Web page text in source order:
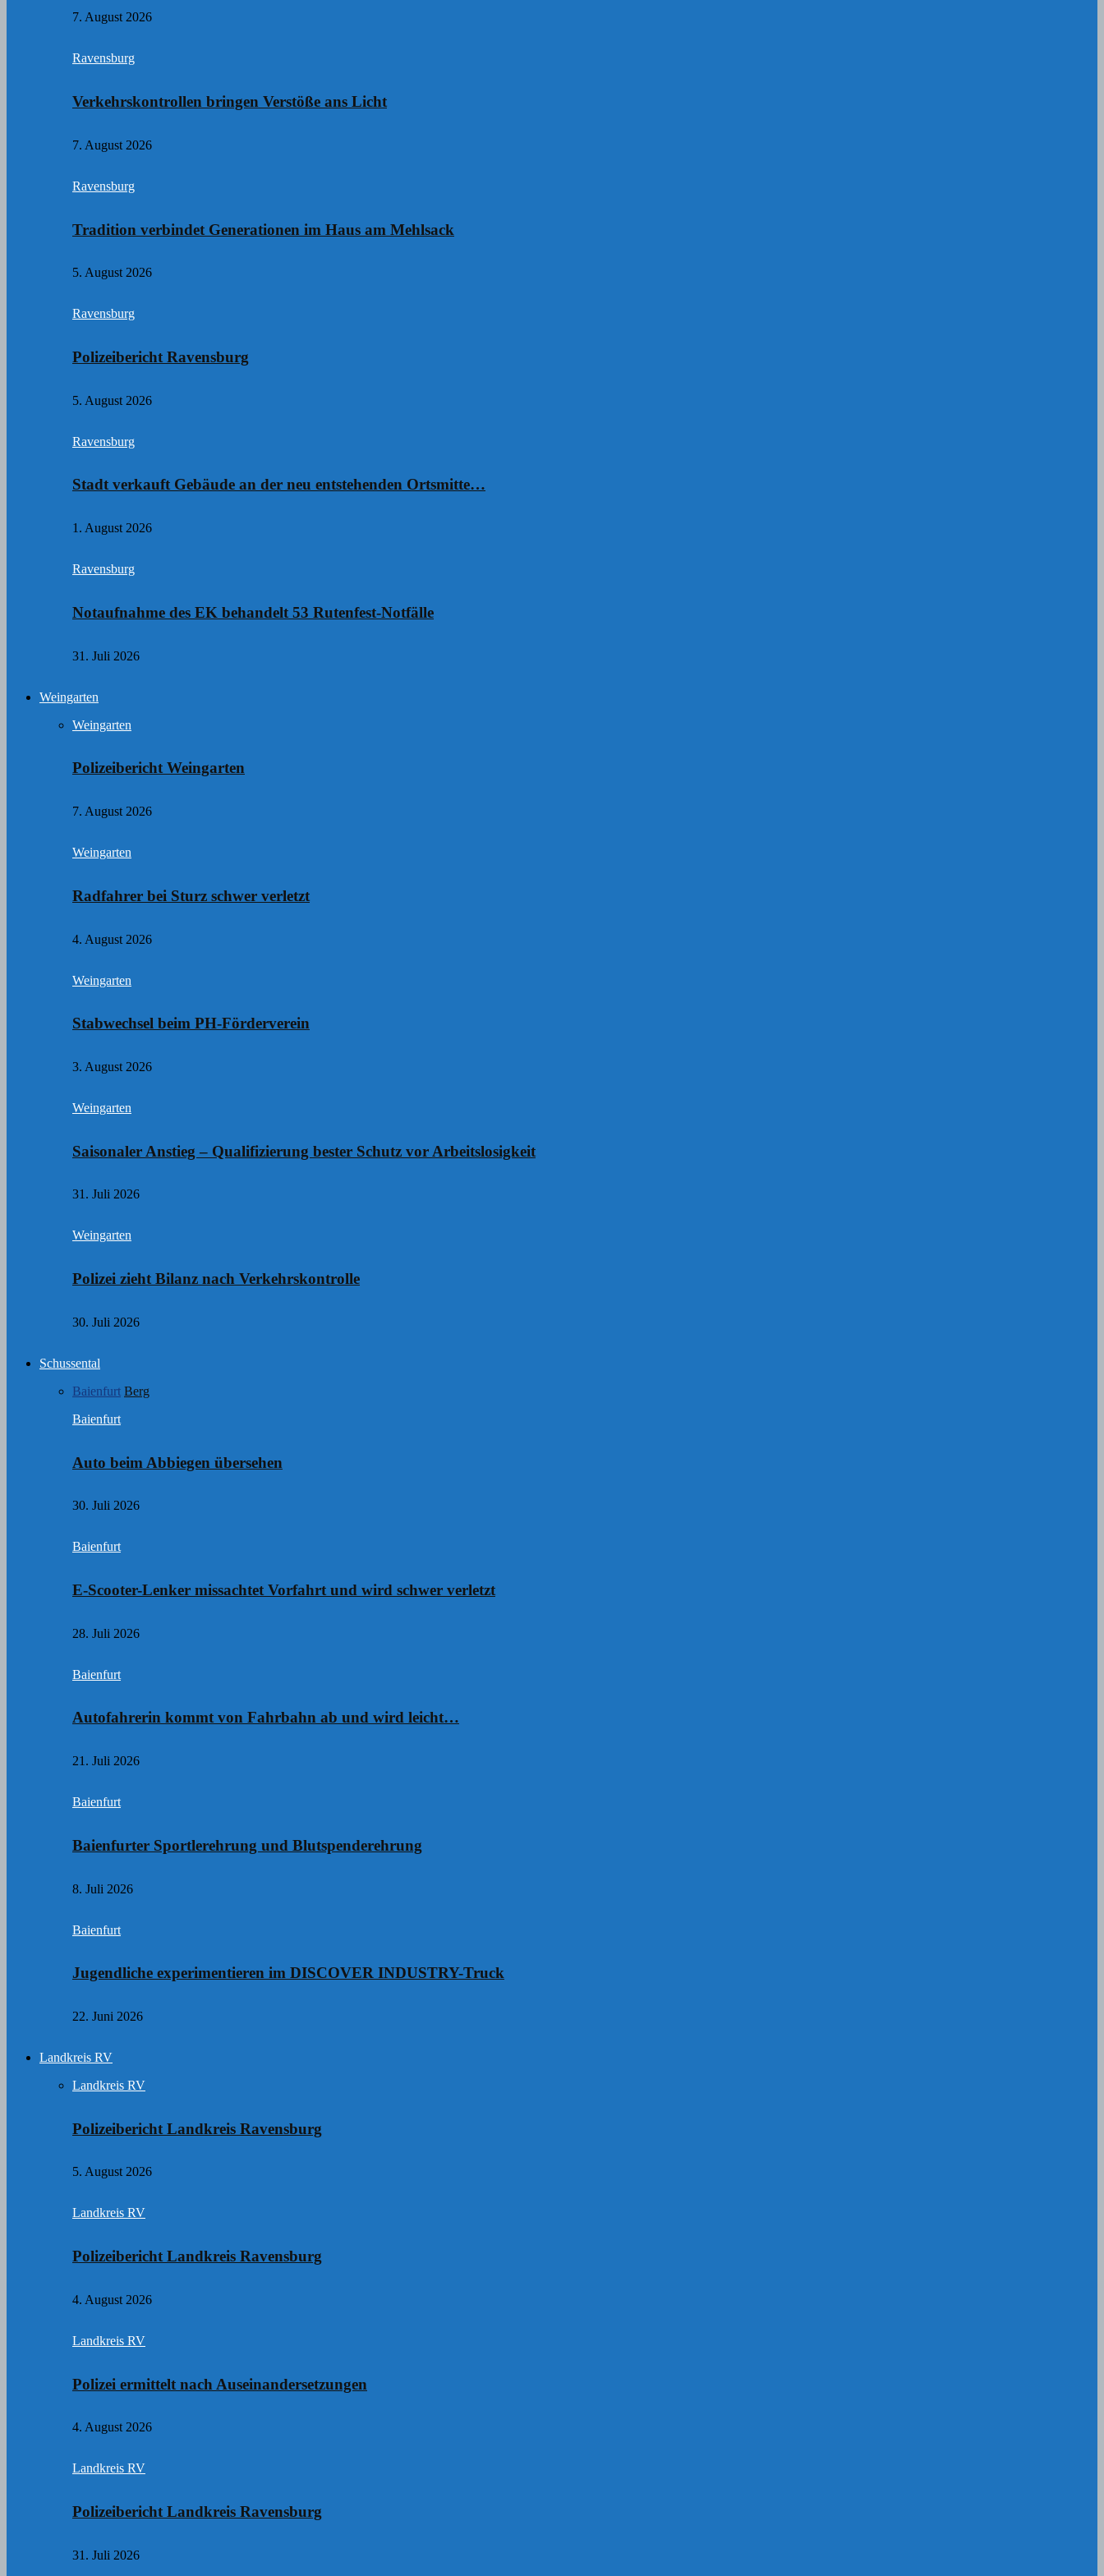
7. August 2026
Ravensburg
Verkehrskontrollen bringen Verstöße ans Licht
7. August 2026
Ravensburg
Tradition verbindet Generationen im Haus am Mehlsack
5. August 2026
Ravensburg
Polizeibericht Ravensburg
5. August 2026
Ravensburg
Stadt verkauft Gebäude an der neu entstehenden Ortsmitte…
1. August 2026
Ravensburg
Notaufnahme des EK behandelt 53 Rutenfest-Notfälle
31. Juli 2026
Weingarten
Weingarten
Polizeibericht Weingarten
7. August 2026
Weingarten
Radfahrer bei Sturz schwer verletzt
4. August 2026
Weingarten
Stabwechsel beim PH-Förderverein
3. August 2026
Weingarten
Saisonaler Anstieg – Qualifizierung bester Schutz vor Arbeitslosigkeit
31. Juli 2026
Weingarten
Polizei zieht Bilanz nach Verkehrskontrolle
30. Juli 2026
Schussental
Baienfurt Berg
Baienfurt
Auto beim Abbiegen übersehen
30. Juli 2026
Baienfurt
E-Scooter-Lenker missachtet Vorfahrt und wird schwer verletzt
28. Juli 2026
Baienfurt
Autofahrerin kommt von Fahrbahn ab und wird leicht…
21. Juli 2026
Baienfurt
Baienfurter Sportlerehrung und Blutspenderehrung
8. Juli 2026
Baienfurt
Jugendliche experimentieren im DISCOVER INDUSTRY-Truck
22. Juni 2026
Landkreis RV
Landkreis RV
Polizeibericht Landkreis Ravensburg
5. August 2026
Landkreis RV
Polizeibericht Landkreis Ravensburg
4. August 2026
Landkreis RV
Polizei ermittelt nach Auseinandersetzungen
4. August 2026
Landkreis RV
Polizeibericht Landkreis Ravensburg
31. Juli 2026